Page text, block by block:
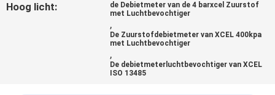
Hoog licht:
de Debietmeter van de 4 barxcel Zuurstof
met Luchtbevochtiger
,
De Zuurstofdebietmeter van XCEL 400kpa
met Luchtbevochtiger
,
De debietmeterluchtbevochtiger van XCEL
ISO 13485